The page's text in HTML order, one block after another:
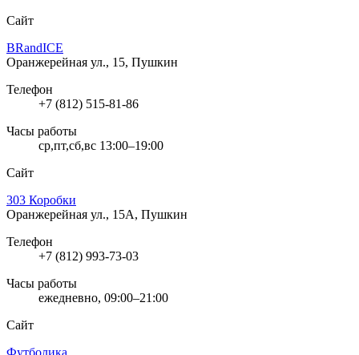
Сайт
BRandICE
Оранжерейная ул., 15, Пушкин
Телефон
+7 (812) 515-81-86
Часы работы
ср,пт,сб,вс 13:00–19:00
Сайт
303 Коробки
Оранжерейная ул., 15А, Пушкин
Телефон
+7 (812) 993-73-03
Часы работы
ежедневно, 09:00–21:00
Сайт
Футболика